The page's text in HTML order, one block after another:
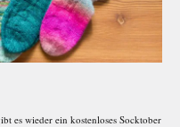
es wieder ein kostenloses Socktober